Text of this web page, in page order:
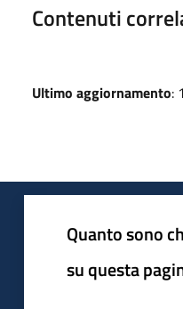
Contenuti
Ultimo aggiornamento:
Quanto sono
su questa